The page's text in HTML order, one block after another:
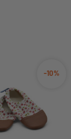
-10%